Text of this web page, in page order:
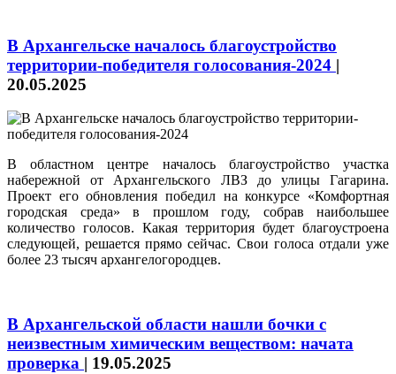
В Архангельске началось благоустройство
территории-победителя голосования‑2024 |
20.05.2025
В областном центре началось благоустройство участка
набережной от Архангельского ЛВЗ до улицы Гагарина.
Проект его обновления победил на конкурсе «Комфортная
городская среда» в прошлом году, собрав наибольшее
количество голосов. Какая территория будет благоустроена
следующей, решается прямо сейчас. Свои голоса отдали уже
более 23 тысяч архангелогородцев.
В Архангельской области нашли бочки с
неизвестным химическим веществом: начата
проверка | 19.05.2025